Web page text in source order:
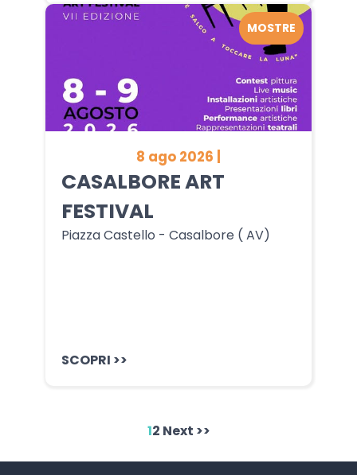
8 ago 2026 |
CASALBORE ART
FESTIVAL
Piazza Castello - Casalbore ( AV)
SCOPRI >>
MOSTRE
12 Next >>